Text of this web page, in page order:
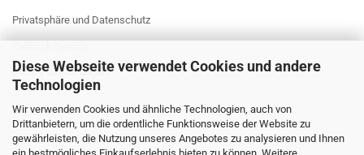
Diese Webseite verwendet Cookies und andere
Technologien
Wir verwenden Cookies und ähnliche Technologien, auch von
Drittanbietern, um die ordentliche Funktionsweise der Website zu
gewährleisten, die Nutzung unseres Angebotes zu analysieren und Ihnen
Privatsphäre und Datenschutz
Cookie Einstellungen